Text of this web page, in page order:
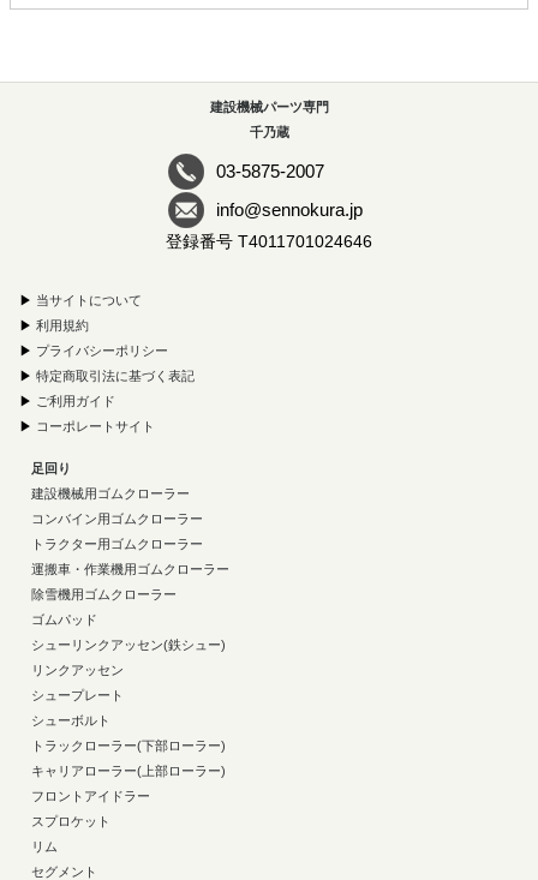
建設機械パーツ専門
千乃蔵
03-5875-2007
info@sennokura.jp
登録番号 T4011701024646
▶ 当サイトについて
▶ 利用規約
▶ プライバシーポリシー
▶ 特定商取引法に基づく表記
▶ ご利用ガイド
▶ コーポレートサイト
足回り
建設機械用ゴムクローラー
コンバイン用ゴムクローラー
トラクター用ゴムクローラー
運搬車・作業機用ゴムクローラー
除雪機用ゴムクローラー
ゴムパッド
シューリンクアッセン(鉄シュー)
リンクアッセン
シュープレート
シューボルト
トラックローラー(下部ローラー)
キャリアローラー(上部ローラー)
フロントアイドラー
スプロケット
リム
セグメント